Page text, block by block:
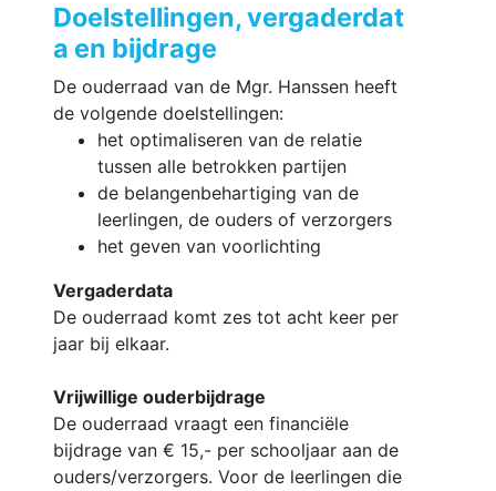
Doelstellingen, vergaderdat
a en bijdrage
De ouderraad van de Mgr. Hanssen heeft
de volgende doelstellingen:
het optimaliseren van de relatie
tussen alle betrokken partijen
de belangenbehartiging van de
leerlingen, de ouders of verzorgers
het geven van voorlichting
Vergaderdata
De ouderraad komt zes tot acht keer per
jaar bij elkaar.
Vrijwillige ouderbijdrage
De ouderraad vraagt een financiële
bijdrage van € 15,- per schooljaar aan de
ouders/verzorgers. Voor de leerlingen die